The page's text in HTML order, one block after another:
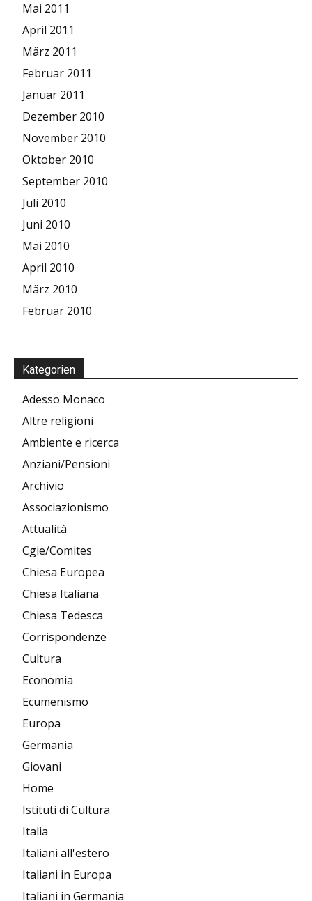
Mai 2011
April 2011
März 2011
Februar 2011
Januar 2011
Dezember 2010
November 2010
Oktober 2010
September 2010
Juli 2010
Juni 2010
Mai 2010
April 2010
März 2010
Februar 2010
Kategorien
Adesso Monaco
Altre religioni
Ambiente e ricerca
Anziani/Pensioni
Archivio
Associazionismo
Attualità
Cgie/Comites
Chiesa Europea
Chiesa Italiana
Chiesa Tedesca
Corrispondenze
Cultura
Economia
Ecumenismo
Europa
Germania
Giovani
Home
Istituti di Cultura
Italia
Italiani all'estero
Italiani in Europa
Italiani in Germania